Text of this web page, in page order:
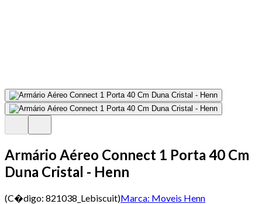
Armário Aéreo Connect 1 Porta 40 Cm
Duna Cristal - Henn
(C�digo: 821038_Lebiscuit)Marca: Moveis Henn